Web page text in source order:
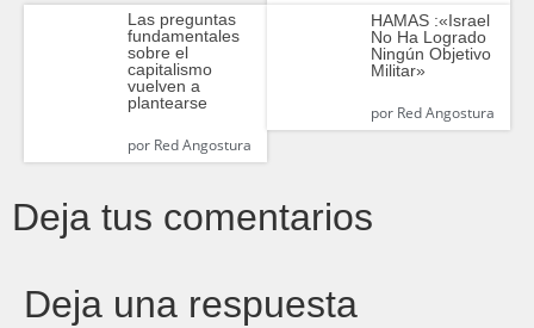
Las preguntas
fundamentales
sobre el
capitalismo
vuelven a
plantearse
porRed Angostura
HAMAS :«Israel
No Ha Logrado
Ningún Objetivo
Militar»
porRed Angostura
Deja tus comentarios
Deja una respuesta